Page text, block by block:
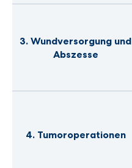
3. Wundversorgung und
Abszesse
4. Tumoroperationen